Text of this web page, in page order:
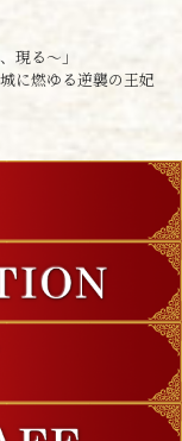
現る～」
に燃ゆる逆襲の王妃